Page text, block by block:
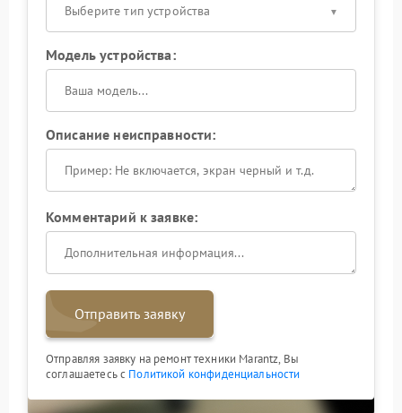
Выберите тип устройства
Модель устройства:
Описание неисправности:
Комментарий к заявке:
Отправить заявку
Отправляя заявку на ремонт техники Marantz, Вы
соглашаетесь с Политикой конфиденциальности